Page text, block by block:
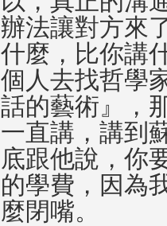
辦法讓對方來
什麼，比你講
個人去找哲學
話的藝術』，
一直講，講到
底跟他說，你
的學費，因為
麼閉嘴。